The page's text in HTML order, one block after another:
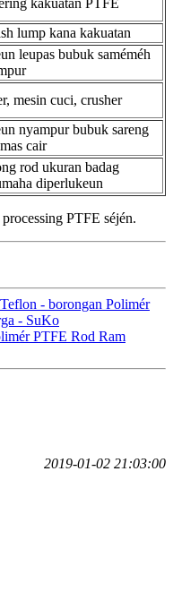
kakuatan PTFE
lump kana kakuatan
leupas bubuk saméméh
mesin cuci, crusher
nyampur bubuk sareng
cair
rod ukuran badag
diperlukeun
PTFE séjén.
- borongan Polimér
- SuKo
PTFE Rod Ram
2019-01-02 21:03:00